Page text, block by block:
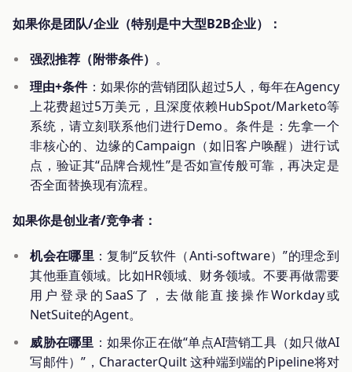
如果你是团队/企业（特别是中大型B2B企业）：
强烈推荐（附带条件） 。
理由+条件：如果你的营销团队超过5人，每年在Agency
上花费超过5万美元，且深度依赖HubSpot/Marketo等
系统，请立刻联系他们进行Demo。条件是：先拿一个
非核心的、边缘的Campaign（如旧客户唤醒）进行试
点，验证其“品牌合规性”是否如宣传般可靠，再决定是
否全面替换现有流程。
如果你是创业者/竞争者：
机会在哪里 ：复制“反软件（Anti-software）”的理念到
其他垂直领域。比如HR领域、财务领域。不要再做需要
用户登录的SaaS了，去做能直接操作Workday或
NetSuite的Agent。
威胁在哪里 ：如果你正在做“单点AI营销工具（如只做AI
写邮件）”，CharacterQuilt 这种端到端的Pipeline将对